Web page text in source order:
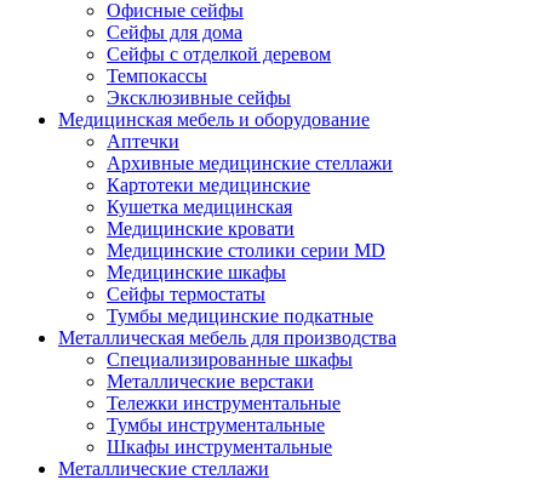
Офисные сейфы
Сейфы для дома
Сейфы с отделкой деревом
Темпокассы
Эксклюзивные сейфы
Медицинская мебель и оборудование
Аптечки
Архивные медицинские стеллажи
Картотеки медицинские
Кушетка медицинская
Медицинские кровати
Медицинские столики серии MD
Медицинские шкафы
Сейфы термостаты
Тумбы медицинские подкатные
Металлическая мебель для производства
Cпециализированные шкафы
Металлические верстаки
Тележки инструментальные
Тумбы инструментальные
Шкафы инструментальные
Металлические стеллажи